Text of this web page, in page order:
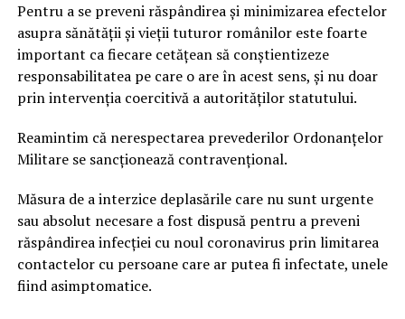
Pentru a se preveni răspândirea și minimizarea efectelor
asupra sănătății și vieții tuturor românilor este foarte
important ca fiecare cetățean să conștientizeze
responsabilitatea pe care o are în acest sens, și nu doar
prin intervenția coercitivă a autorităților statutului.
Reamintim că nerespectarea prevederilor Ordonanțelor
Militare se sancționează contravențional.
Măsura de a interzice deplasările care nu sunt urgente
sau absolut necesare a fost dispusă pentru a preveni
răspândirea infecției cu noul coronavirus prin limitarea
contactelor cu persoane care ar putea fi infectate, unele
fiind asimptomatice.